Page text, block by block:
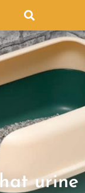
urine